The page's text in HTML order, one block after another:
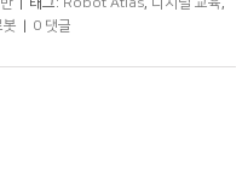
봇 | 0 댓글